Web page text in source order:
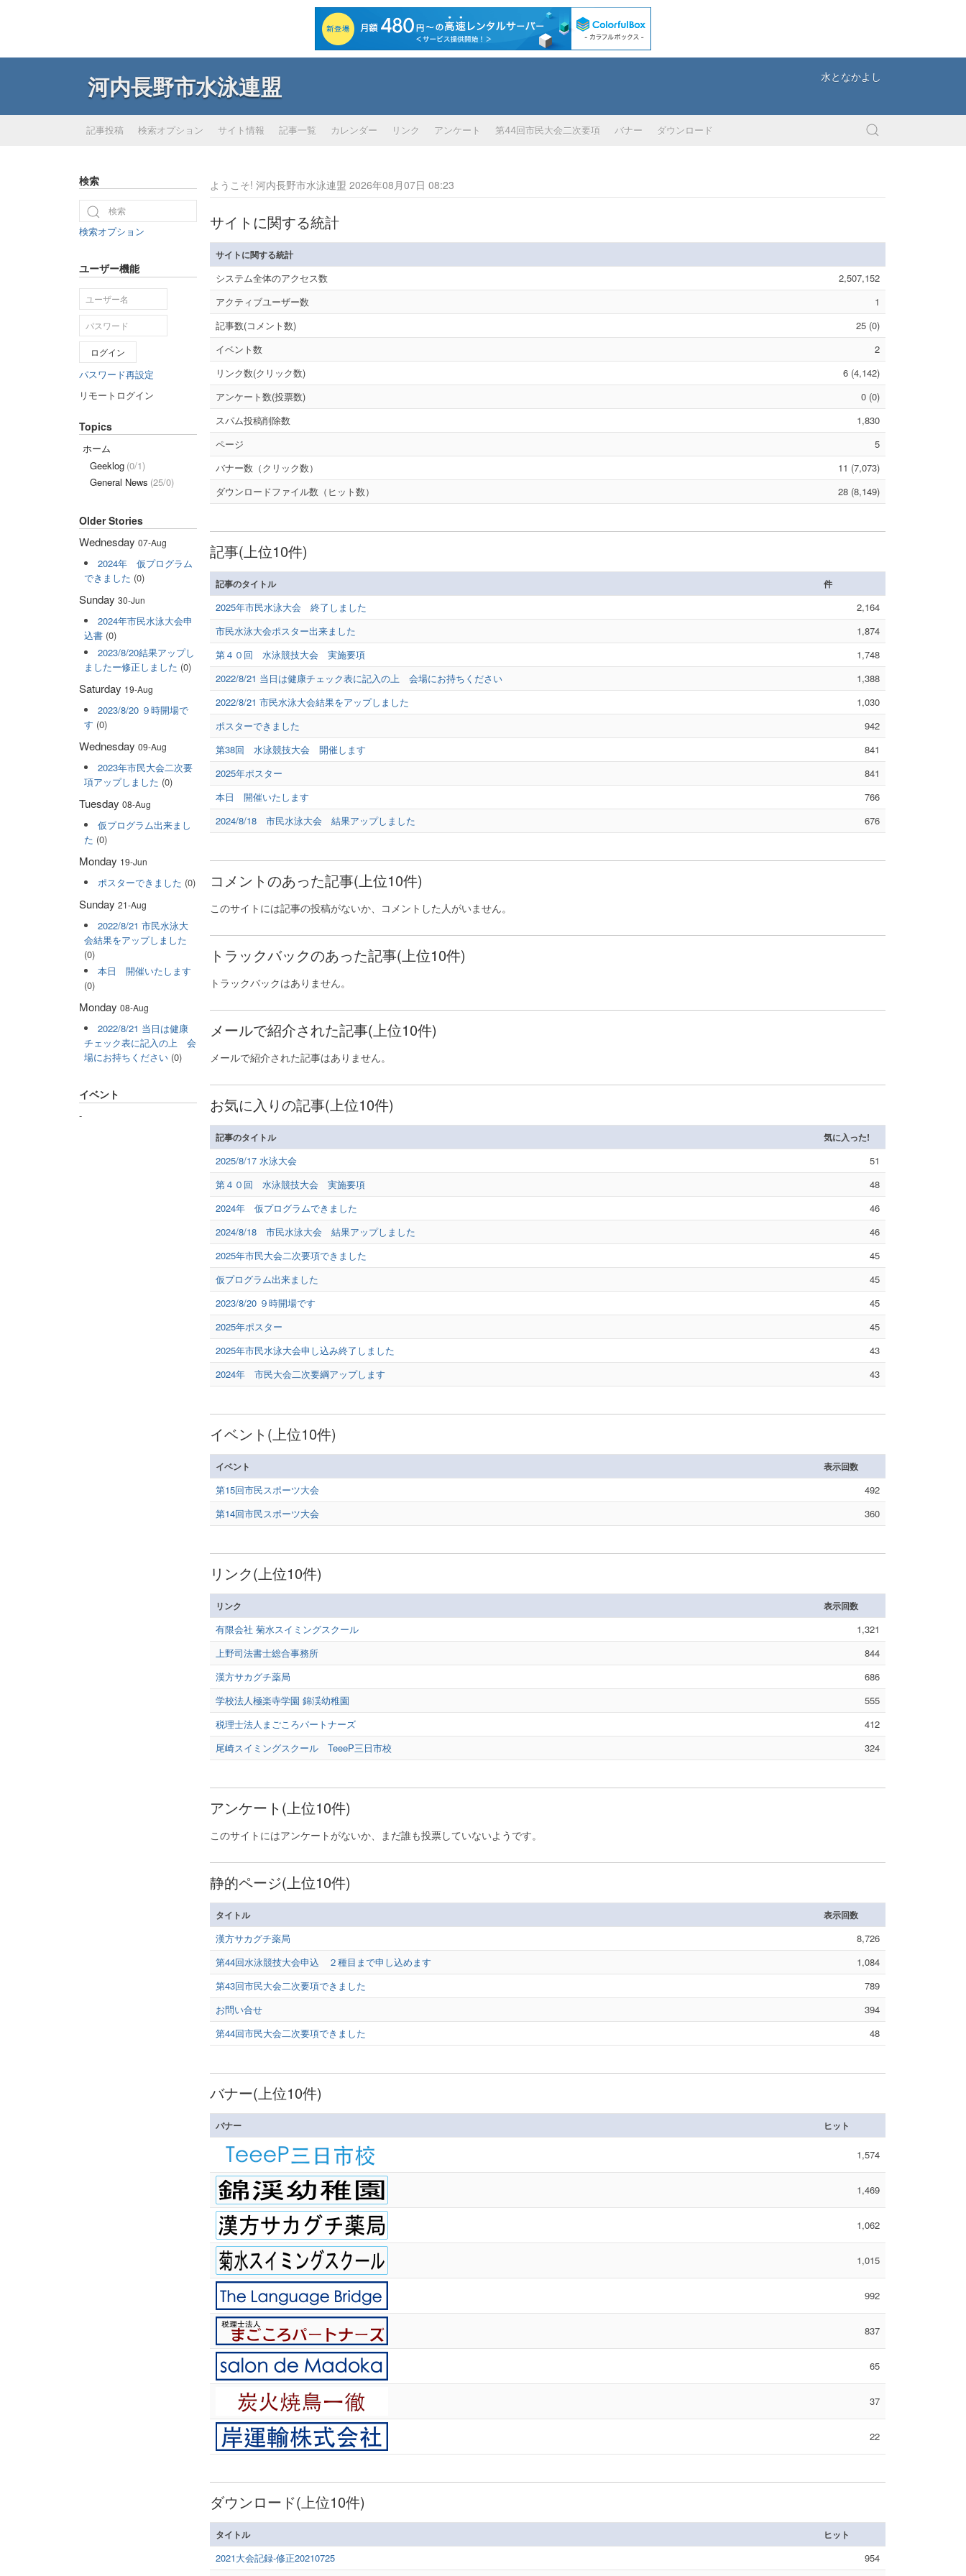
河内長野市水泳連盟 水となかよし
記事投稿 検索オプション サイト情報 記事一覧 カレンダー リンク アンケート 第44回市民大会二次要項 バナー ダウンロード
ようこそ! 河内長野市水泳連盟 2026年08月07日 08:23
サイトに関する統計
サイトに関する統計
システム全体のアクセス数
2,507,152
アクティブユーザー数
1
記事数(コメント数)
25 (0)
イベント数
2
リンク数(クリック数)
6 (4,142)
アンケート数(投票数)
0 (0)
スパム投稿削除数
1,830
ページ
5
バナー数（クリック数）
11 (7,073)
ダウンロードファイル数（ヒット数）
28 (8,149)
記事(上位10件)
記事のタイトル 件
2025年市民水泳大会 終了しました
2,164
市民水泳大会ポスター出来ました
1,874
第４０回 水泳競技大会 実施要項
1,748
2022/8/21 当日は健康チェック表に記入の上 会場にお持ちください
1,388
2022/8/21 市民水泳大会結果をアップしました
1,030
ポスターできました
942
第38回 水泳競技大会 開催します
841
2025年ポスター
841
本日 開催いたします
766
2024/8/18 市民水泳大会 結果アップしました
676
コメントのあった記事(上位10件)
このサイトには記事の投稿がないか、コメントした人がいません。
トラックバックのあった記事(上位10件)
トラックバックはありません。
メールで紹介された記事(上位10件)
メールで紹介された記事はありません。
お気に入りの記事(上位10件)
記事のタイトル 気に入った!
2025/8/17 水泳大会
51
第４０回 水泳競技大会 実施要項
48
2024年 仮プログラムできました
46
2024/8/18 市民水泳大会 結果アップしました
46
2025年市民大会二次要項できました
45
仮プログラム出来ました
45
2023/8/20 ９時開場です
45
2025年ポスター
45
2025年市民水泳大会申し込み終了しました
43
2024年 市民大会二次要綱アップします
43
イベント(上位10件)
イベント 表示回数
第15回市民スポーツ大会
492
第14回市民スポーツ大会
360
リンク(上位10件)
リンク 表示回数
有限会社 菊水スイミングスクール
1,321
上野司法書士総合事務所
844
漢方サカグチ薬局
686
学校法人極楽寺学園 錦渓幼稚園
555
税理士法人まごころパートナーズ
412
尾崎スイミングスクール TeeeP三日市校
324
アンケート(上位10件)
このサイトにはアンケートがないか、まだ誰も投票していないようです。
静的ページ(上位10件)
タイトル 表示回数
漢方サカグチ薬局
8,726
第44回水泳競技大会申込 ２種目まで申し込めます
1,084
第43回市民大会二次要項できました
789
お問い合せ
394
第44回市民大会二次要項できました
48
バナー(上位10件)
バナー ヒット
1,574
1,469
1,062
1,015
992
837
65
37
22
ダウンロード(上位10件)
タイトル ヒット
2021大会記録-修正20210725
954
検索
検索オプション
ユーザー機能
ログイン
パスワード再設定
リモートログイン
Topics
ホーム
Geeklog (0/1)
General News (25/0)
Older Stories
Wednesday 07-Aug
2024年 仮プログラム
できました (0)
Sunday 30-Jun
2024年市民水泳大会申
込書(0)
2023/8/20結果アップし
ましたー修正しました (0)
Saturday 19-Aug
2023/8/20 ９時開場で
す (0)
Wednesday 09-Aug
2023年市民大会二次要
項アップしました (0)
Tuesday 08-Aug
仮プログラム出来まし
た (0)
Monday 19-Jun
ポスターできました (0)
Sunday 21-Aug
2022/8/21 市民水泳大
会結果をアップしました
(0)
本日 開催いたします
(0)
Monday 08-Aug
2022/8/21 当日は健康
チェック表に記入の上 会
場にお持ちください(0)
イベント
-